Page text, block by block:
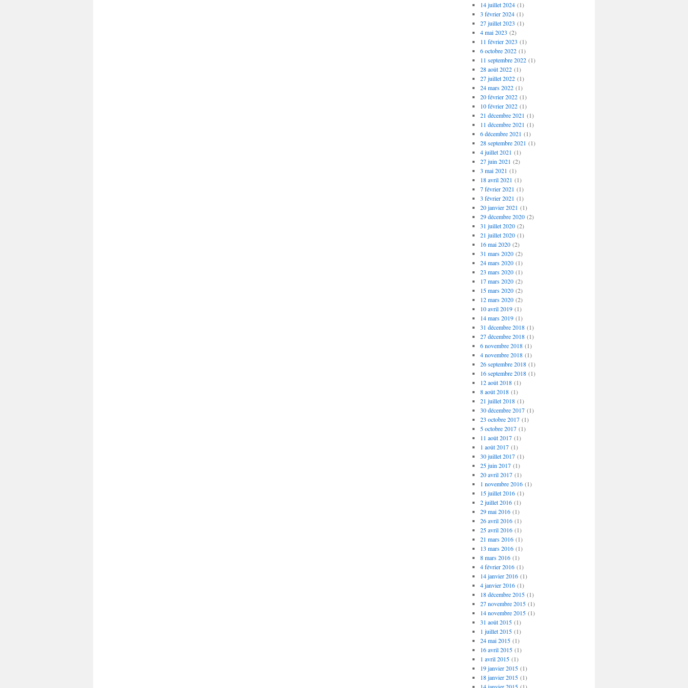
14 juillet 2024(1)
3 février 2024(1)
27 juillet 2023 (1)
4 mai 2023 (2)
11 février 2023 (1)
6 octobre 2022(1)
11 septembre 2022(1)
28 août 2022(1)
27 juillet 2022(1)
24 mars 2022(1)
20 février 2022(1)
10 février 2022(1)
21 décembre 2021 (1)
11 décembre 2021 (1)
6 décembre 2021 (1)
28 septembre 2021 (1)
4 juillet 2021 (1)
27 juin 2021 (2)
3 mai 2021 (1)
18 avril 2021 (1)
7 février 2021 (1)
3 février 2021 (1)
20 janvier 2021 (1)
29 décembre 2020(2)
31 juillet 2020(2)
21 juillet 2020(1)
16 mai 2020(2)
31 mars 2020(2)
24 mars 2020(1)
23 mars 2020(1)
17 mars 2020(2)
15 mars 2020(2)
12 mars 2020(2)
10 avril 2019(1)
14 mars 2019(1)
31 décembre 2018(1)
27 décembre 2018(1)
6 novembre 2018(1)
4 novembre 2018(1)
26 septembre 2018(1)
16 septembre 2018(1)
12 août 2018(1)
8 août 2018(1)
21 juillet 2018(1)
30 décembre 2017(1)
23 octobre 2017(1)
5 octobre 2017(1)
11 août 2017(1)
1 août 2017(1)
30 juillet 2017(1)
25 juin 2017(1)
20 avril 2017(1)
1 novembre 2016(1)
15 juillet 2016(1)
2 juillet 2016(1)
29 mai 2016(1)
26 avril 2016(1)
25 avril 2016(1)
21 mars 2016(1)
13 mars 2016(1)
8 mars 2016(1)
4 février 2016(1)
14 janvier 2016(1)
4 janvier 2016(1)
18 décembre 2015(1)
27 novembre 2015(1)
14 novembre 2015(1)
31 août 2015(1)
1 juillet 2015(1)
24 mai 2015(1)
16 avril 2015(1)
1 avril 2015(1)
19 janvier 2015(1)
18 janvier 2015(1)